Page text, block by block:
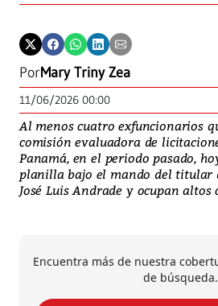
PorMary Triny Zea
11/06/2026 00:00
Al menos cuatro exfuncionarios
comisión evaluadora de
Panamá, en el periodo pasado,
planilla bajo el mando del titular
José Luis Andrade y ocupan altos
Encuentra más de nuestra
de búsqueda.